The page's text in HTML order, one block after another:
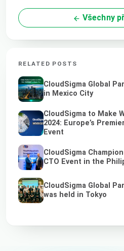
Všechny
RELATED POSTS
CloudSigma Global
in Mexico City
CloudSigma to Make
2024: Europe’s
Event
CloudSigma
CTO Event in the
CloudSigma Global
was held in Tokyo